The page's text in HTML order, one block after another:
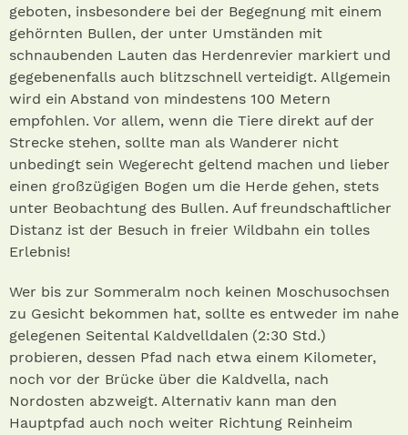
geboten, insbesondere bei der Begegnung mit einem
gehörnten Bullen, der unter Umständen mit
schnaubenden Lauten das Herdenrevier markiert und
gegebenenfalls auch blitzschnell verteidigt. Allgemein
wird ein Abstand von mindestens 100 Metern
empfohlen. Vor allem, wenn die Tiere direkt auf der
Strecke stehen, sollte man als Wanderer nicht
unbedingt sein Wegerecht geltend machen und lieber
einen großzügigen Bogen um die Herde gehen, stets
unter Beobachtung des Bullen. Auf freundschaftlicher
Distanz ist der Besuch in freier Wildbahn ein tolles
Erlebnis!
Wer bis zur Sommeralm noch keinen Moschusochsen
zu Gesicht bekommen hat, sollte es entweder im nahe
gelegenen Seitental Kaldvelldalen (2:30 Std.)
probieren, dessen Pfad nach etwa einem Kilometer,
noch vor der Brücke über die Kaldvella, nach
Nordosten abzweigt. Alternativ kann man den
Hauptpfad auch noch weiter Richtung Reinheim